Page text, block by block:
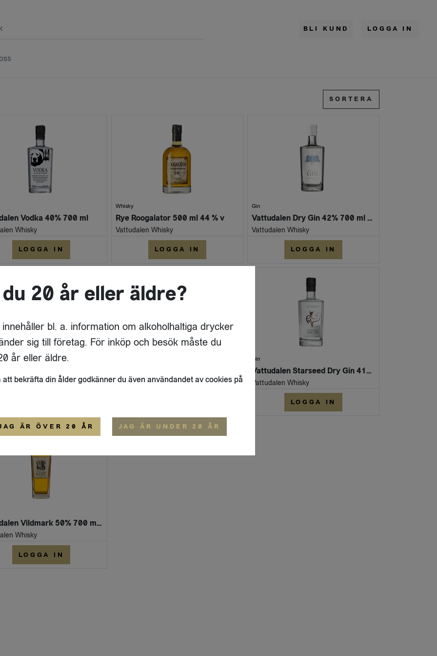
BLI KUND LOGGA IN
SORTERA
Vodka 40% 700 ml
Whisky
LOGGA IN
Whisky
Rye Roogalator 500 ml 44 % v
Vattudalen Whisky
LOGGA IN
Gin
Vattudalen Dry Gin 42% 700 ml FL
Vattudalen Whisky
LOGGA IN
Whisky Vattudalen Whisky
Gin
Vattudalen Starseed Dry Gin 41% 700ml FL
Vattudalen Whisky
LOGGA IN
Vattudalen Vildmark 50% 700 ml FL
Whisky
LOGGA IN
20 år eller äldre?
innehåller bl. a. information om alkoholhaltiga drycker
sig till företag. För inköp och besök måste du
år eller äldre.
att bekräfta din ålder godkänner du även användandet av cookies på
ÄR ÖVER 20 ÅR JAG ÄR UNDER 20 ÅR